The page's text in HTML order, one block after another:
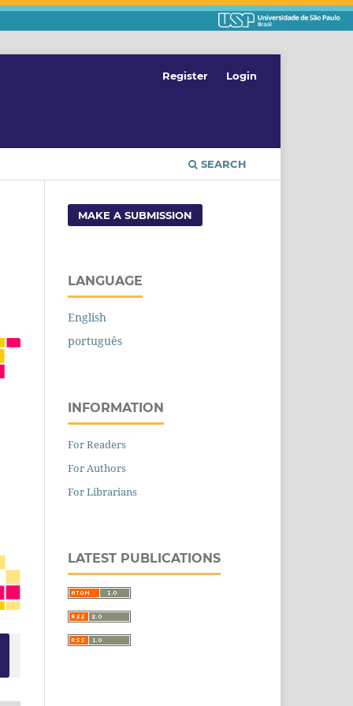
SEARCH
Register Login
MAKE A SUBMISSION
LANGUAGE
English
português
INFORMATION
For Readers
For Authors
For Librarians
LATEST PUBLICATIONS